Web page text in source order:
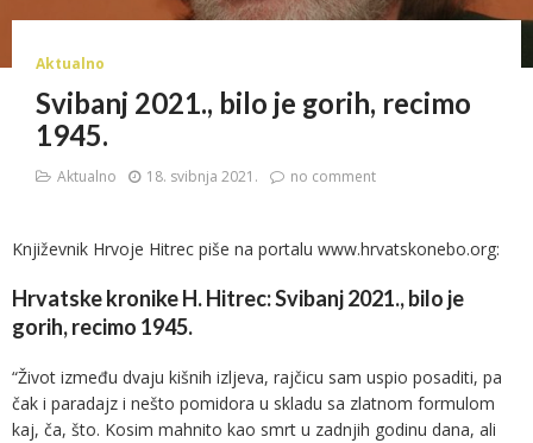
Aktualno
Svibanj 2021., bilo je gorih, recimo
1945.
Aktualno 18. svibnja 2021. no comment
Književnik Hrvoje Hitrec piše na portalu www.hrvatskonebo.org:
Hrvatske kronike H. Hitrec: Svibanj 2021., bilo je
gorih, recimo 1945.
“Život između dvaju kišnih izljeva, rajčicu sam uspio posaditi, pa
čak i paradajz i nešto pomidora u skladu sa zlatnom formulom
kaj, ča, što. Kosim mahnito kao smrt u zadnjih godinu dana, ali